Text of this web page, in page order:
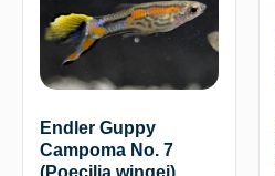
Endler Guppy
Campoma No. 7
(Poecilia wingei)